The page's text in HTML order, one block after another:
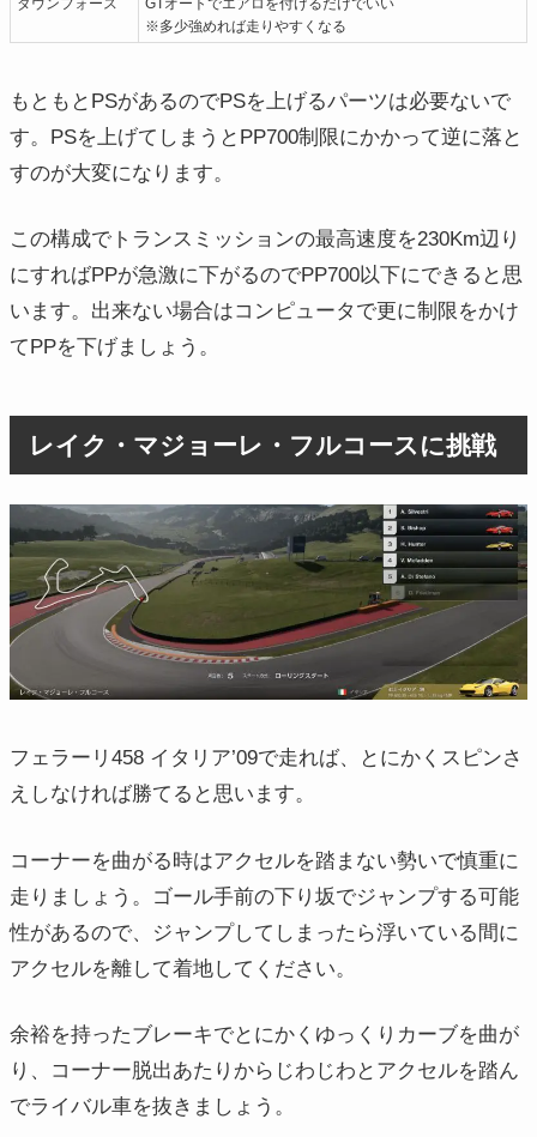
※多少強めれば走りやすくなる
もともとPSがあるのでPSを上げるパーツは必要ないで
す。PSを上げてしまうとPP700制限にかかって逆に落と
すのが大変になります。
この構成でトランスミッションの最高速度を230Km辺り
にすればPPが急激に下がるのでPP700以下にできると思
います。出来ない場合はコンピュータで更に制限をかけ
てPPを下げましょう。
レイク・マジョーレ・フルコースに挑戦
フェラーリ458 イタリア’09で走れば、とにかくスピンさ
えしなければ勝てると思います。
コーナーを曲がる時はアクセルを踏まない勢いで慎重に
走りましょう。ゴール手前の下り坂でジャンプする可能
性があるので、ジャンプしてしまったら浮いている間に
アクセルを離して着地してください。
余裕を持ったブレーキでとにかくゆっくりカーブを曲が
り、コーナー脱出あたりからじわじわとアクセルを踏ん
でライバル車を抜きましょう。